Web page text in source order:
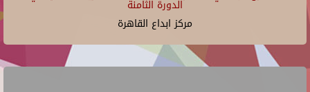
الدورة الثامنة
مركز ابداع القاهرة